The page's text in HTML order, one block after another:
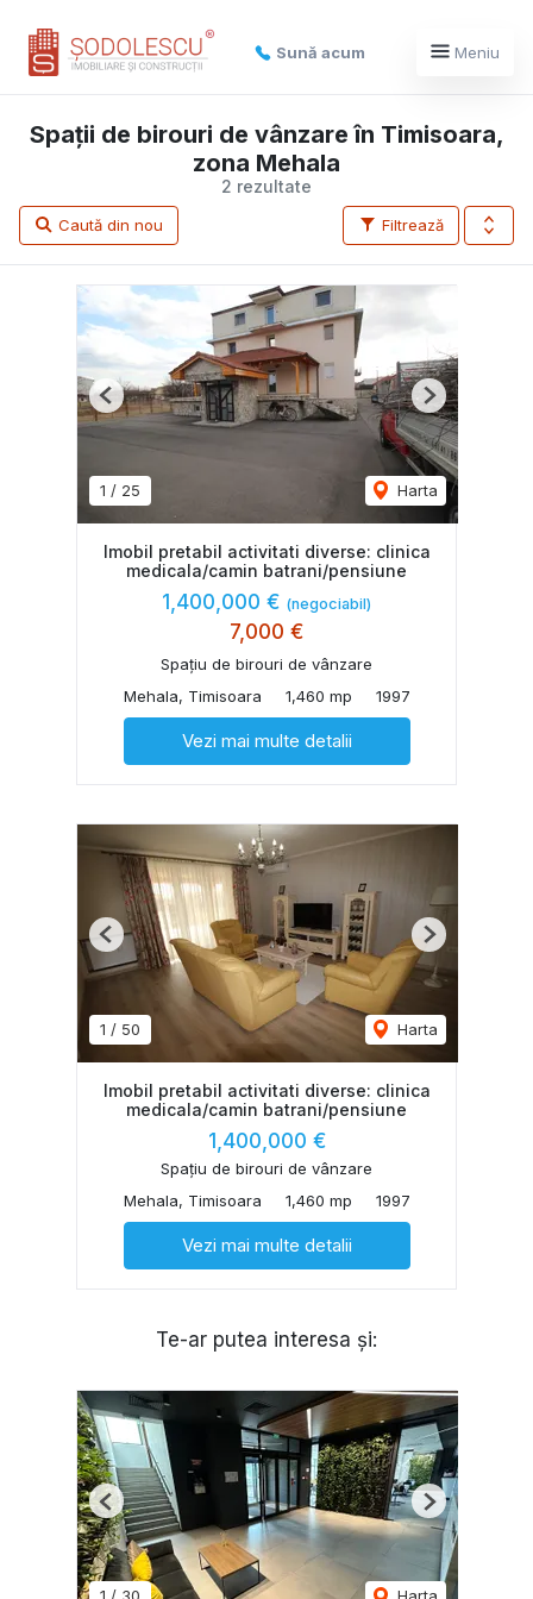
Sună acum Meniu
2 rezultate
Spații de birouri de vânzare în Timisoara,
zona Mehala
Filtrează
Caută din nou
1 / 25 Harta
Previous Next
Imobil pretabil activitati diverse: clinica
medicala/camin batrani/pensiune
1,400,000 € (negociabil)
7,000 €
Spațiu de birouri de vânzare
Mehala, Timisoara
1,460 mp 1997
Vezi mai multe detalii
1 / 50 Harta
Previous Next
Imobil pretabil activitati diverse: clinica
medicala/camin batrani/pensiune
1,400,000 €
Spațiu de birouri de vânzare
Mehala, Timisoara
1,460 mp 1997
Vezi mai multe detalii
Te-ar putea interesa și:
Previous Next